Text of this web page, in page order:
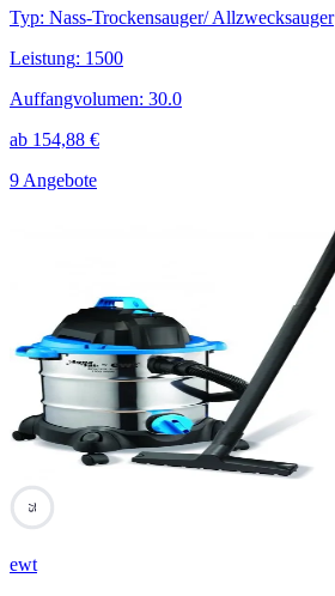
Typ: Nass-Trockensauger/ Allzwecksauger
Leistung: 1500
Auffangvolumen: 30.0
ab 154,88 €
9 Angebote
75
ewt